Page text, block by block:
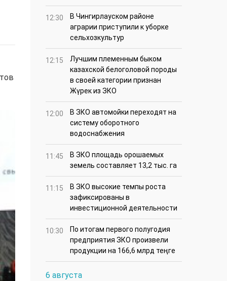
12:30
В Чингирлауском районе
аграрии приступили к уборке
сельхозкультур
12:15
Лучшим племенным быком
казахской белоголовой породы
в своей категории признан
Жүрек из ЗКО
12:00
В ЗКО автомойки переходят на
систему оборотного
водоснабжения
11:45
В ЗКО площадь орошаемых
земель составляет 13,2 тыс. га
11:15
В ЗКО высокие темпы роста
зафиксированы в
инвестиционной деятельности
10:30
По итогам первого полугодия
предприятия ЗКО произвели
продукции на 166,6 млрд теңге
6 августа